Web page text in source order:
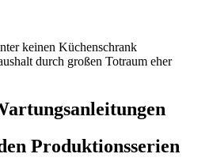
keinen Küchenschrank
durch großen Totraum eher
Produktionsserien